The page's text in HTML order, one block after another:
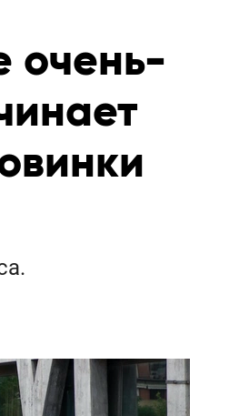
очень-